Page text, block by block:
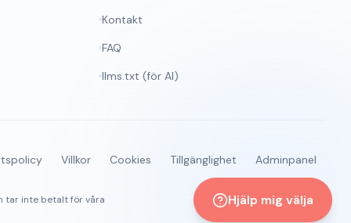
Kontakt
FAQ
llms.txt (för AI)
Villkor Cookies Tillgänglighet Adminpanel
tar inte betalt för våra
Hjälp mig välja